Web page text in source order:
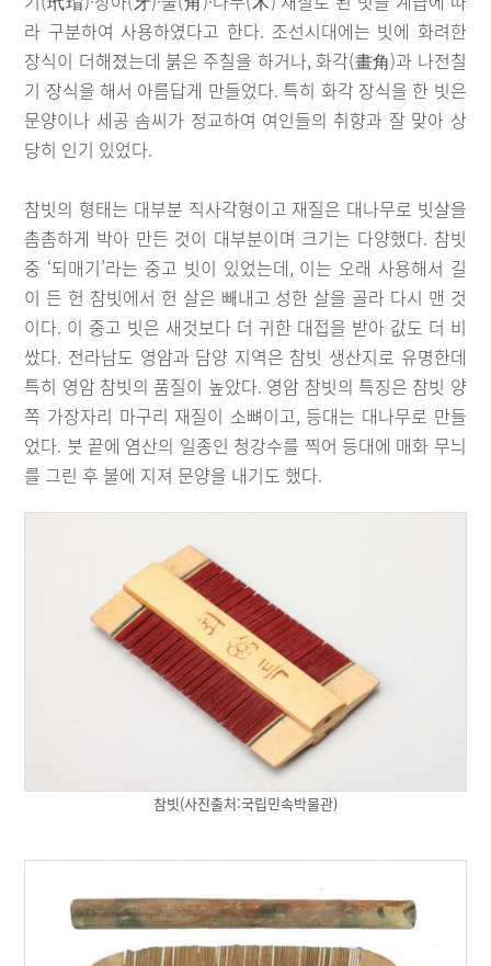
라 구분하여 사용하였다고 한다. 조선시대에는 빗에 화려한
장식이 더해졌는데 붉은 주칠을 하거나, 화각(畫角)과 나전칠
기 장식을 해서 아름답게 만들었다. 특히 화각 장식을 한 빗은
문양이나 세공 솜씨가 정교하여 여인들의 취향과 잘 맞아 상
당히 인기 있었다.
참빗의 형태는 대부분 직사각형이고 재질은 대나무로 빗살을
촘촘하게 박아 만든 것이 대부분이며 크기는 다양했다. 참빗
중 ‘되매기’라는 중고 빗이 있었는데, 이는 오래 사용해서 길
이 든 헌 참빗에서 헌 살은 빼내고 성한 살을 골라 다시 맨 것
이다. 이 중고 빗은 새것보다 더 귀한 대접을 받아 값도 더 비
쌌다. 전라남도 영암과 담양 지역은 참빗 생산지로 유명한데
특히 영암 참빗의 품질이 높았다. 영암 참빗의 특징은 참빗 양
쪽 가장자리 마구리 재질이 소뼈이고, 등대는 대나무로 만들
었다. 붓 끝에 염산의 일종인 청강수를 찍어 등대에 매화 무늬
를 그린 후 불에 지져 문양을 내기도 했다.
참빗(사진출처:국립민속박물관)